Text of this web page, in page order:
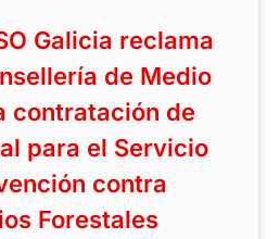
Galicia reclama
de Medio
contratación de
para el Servicio
contra
Forestales